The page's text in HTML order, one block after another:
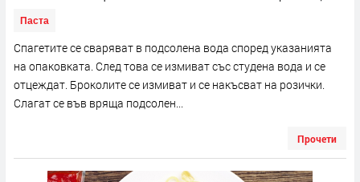
Паста
Спагетите се сваряват в подсолена вода според указанията
на опаковката. След това се измиват със студена вода и се
отцеждат. Броколите се измиват и се накъсват на розички.
Слагат се във вряща подсолен...
Прочети